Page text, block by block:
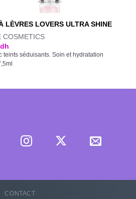
LÈVRES LOVERS ULTRA SHINE
COSMETICS
dh
teints séduisants. Soin et hydratation
CONTACT